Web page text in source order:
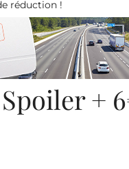
réduction !
+